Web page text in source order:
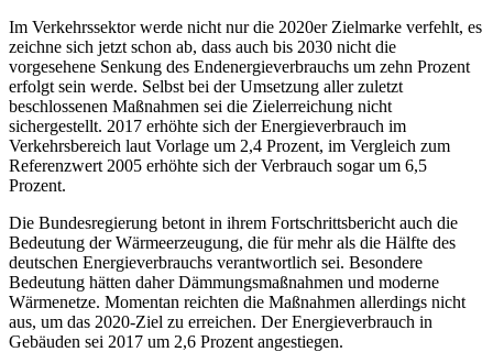
Im Verkehrssektor werde nicht nur die 2020er Zielmarke verfehlt, es
zeichne sich jetzt schon ab, dass auch bis 2030 nicht die
vorgesehene Senkung des Endenergieverbrauchs um zehn Prozent
erfolgt sein werde. Selbst bei der Umsetzung aller zuletzt
beschlossenen Maßnahmen sei die Zielerreichung nicht
sichergestellt. 2017 erhöhte sich der Energieverbrauch im
Verkehrsbereich laut Vorlage um 2,4 Prozent, im Vergleich zum
Referenzwert 2005 erhöhte sich der Verbrauch sogar um 6,5
Prozent.
Die Bundesregierung betont in ihrem Fortschrittsbericht auch die
Bedeutung der Wärmeerzeugung, die für mehr als die Hälfte des
deutschen Energieverbrauchs verantwortlich sei. Besondere
Bedeutung hätten daher Dämmungsmaßnahmen und moderne
Wärmenetze. Momentan reichten die Maßnahmen allerdings nicht
aus, um das 2020-Ziel zu erreichen. Der Energieverbrauch in
Gebäuden sei 2017 um 2,6 Prozent angestiegen.